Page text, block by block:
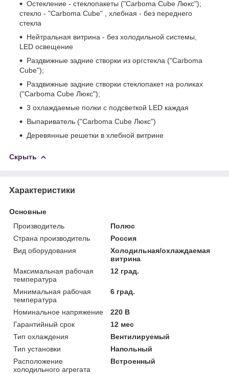
Остекление - стеклопакеты ("Carboma Cube Люкс");
стекло - "Carboma Cube" , хлебная - без переднего
стекла
Нейтральная витрина - без холодильной системы,
LED освещение
Раздвижные задние створки из оргстекла ("Carboma
Cube");
Раздвижные задние створки стеклопакет на роликах
("Carboma Cube Люкс");
3 охлаждаемые полки с подсветкой LED каждая
Выпариватель ("Carboma Cube Люкс")
Деревянные решетки в хлебной витрине
Скрыть
Характеристики
Основные
Производитель
Полюс
Страна производитель
Россия
Вид оборудования
Холодильная/охлаждаемая
витрина
Максимальная рабочая
температура
12 град.
Минимальная рабочая
температура
6 град.
Номинальное напряжение
220 В
Гарантийный срок
12 мес
Тип охлаждения
Вентилируемый
Тип установки
Напольный
Расположение
холодильного агрегата
Встроенный